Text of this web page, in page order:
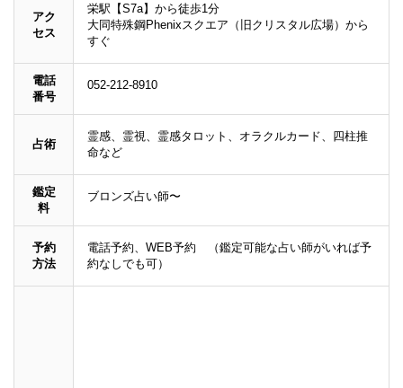
アク
セス
栄駅【S7a】から徒歩1分
大同特殊鋼Phenixスクエア（旧クリスタル広場）から
すぐ
電話
番号
052-212-8910
占術
霊感、霊視、霊感タロット、オラクルカード、四柱推
命など
鑑定
料
ブロンズ占い師〜
予約
方法
電話予約、WEB予約 （鑑定可能な占い師がいれば予
約なしでも可）